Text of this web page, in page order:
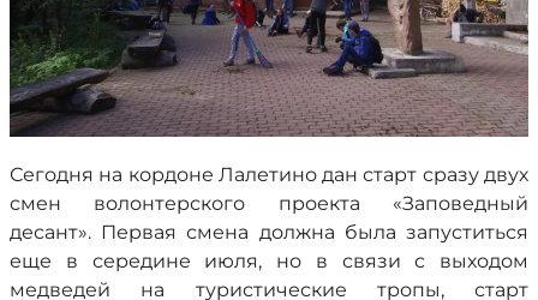
Сегодня на кордоне Лалетино дан старт сразу двух
смен волонтерского проекта «Заповедный
десант». Первая смена должна была запуститься
еще в середине июля, но в связи с выходом
медведей на туристические тропы, старт